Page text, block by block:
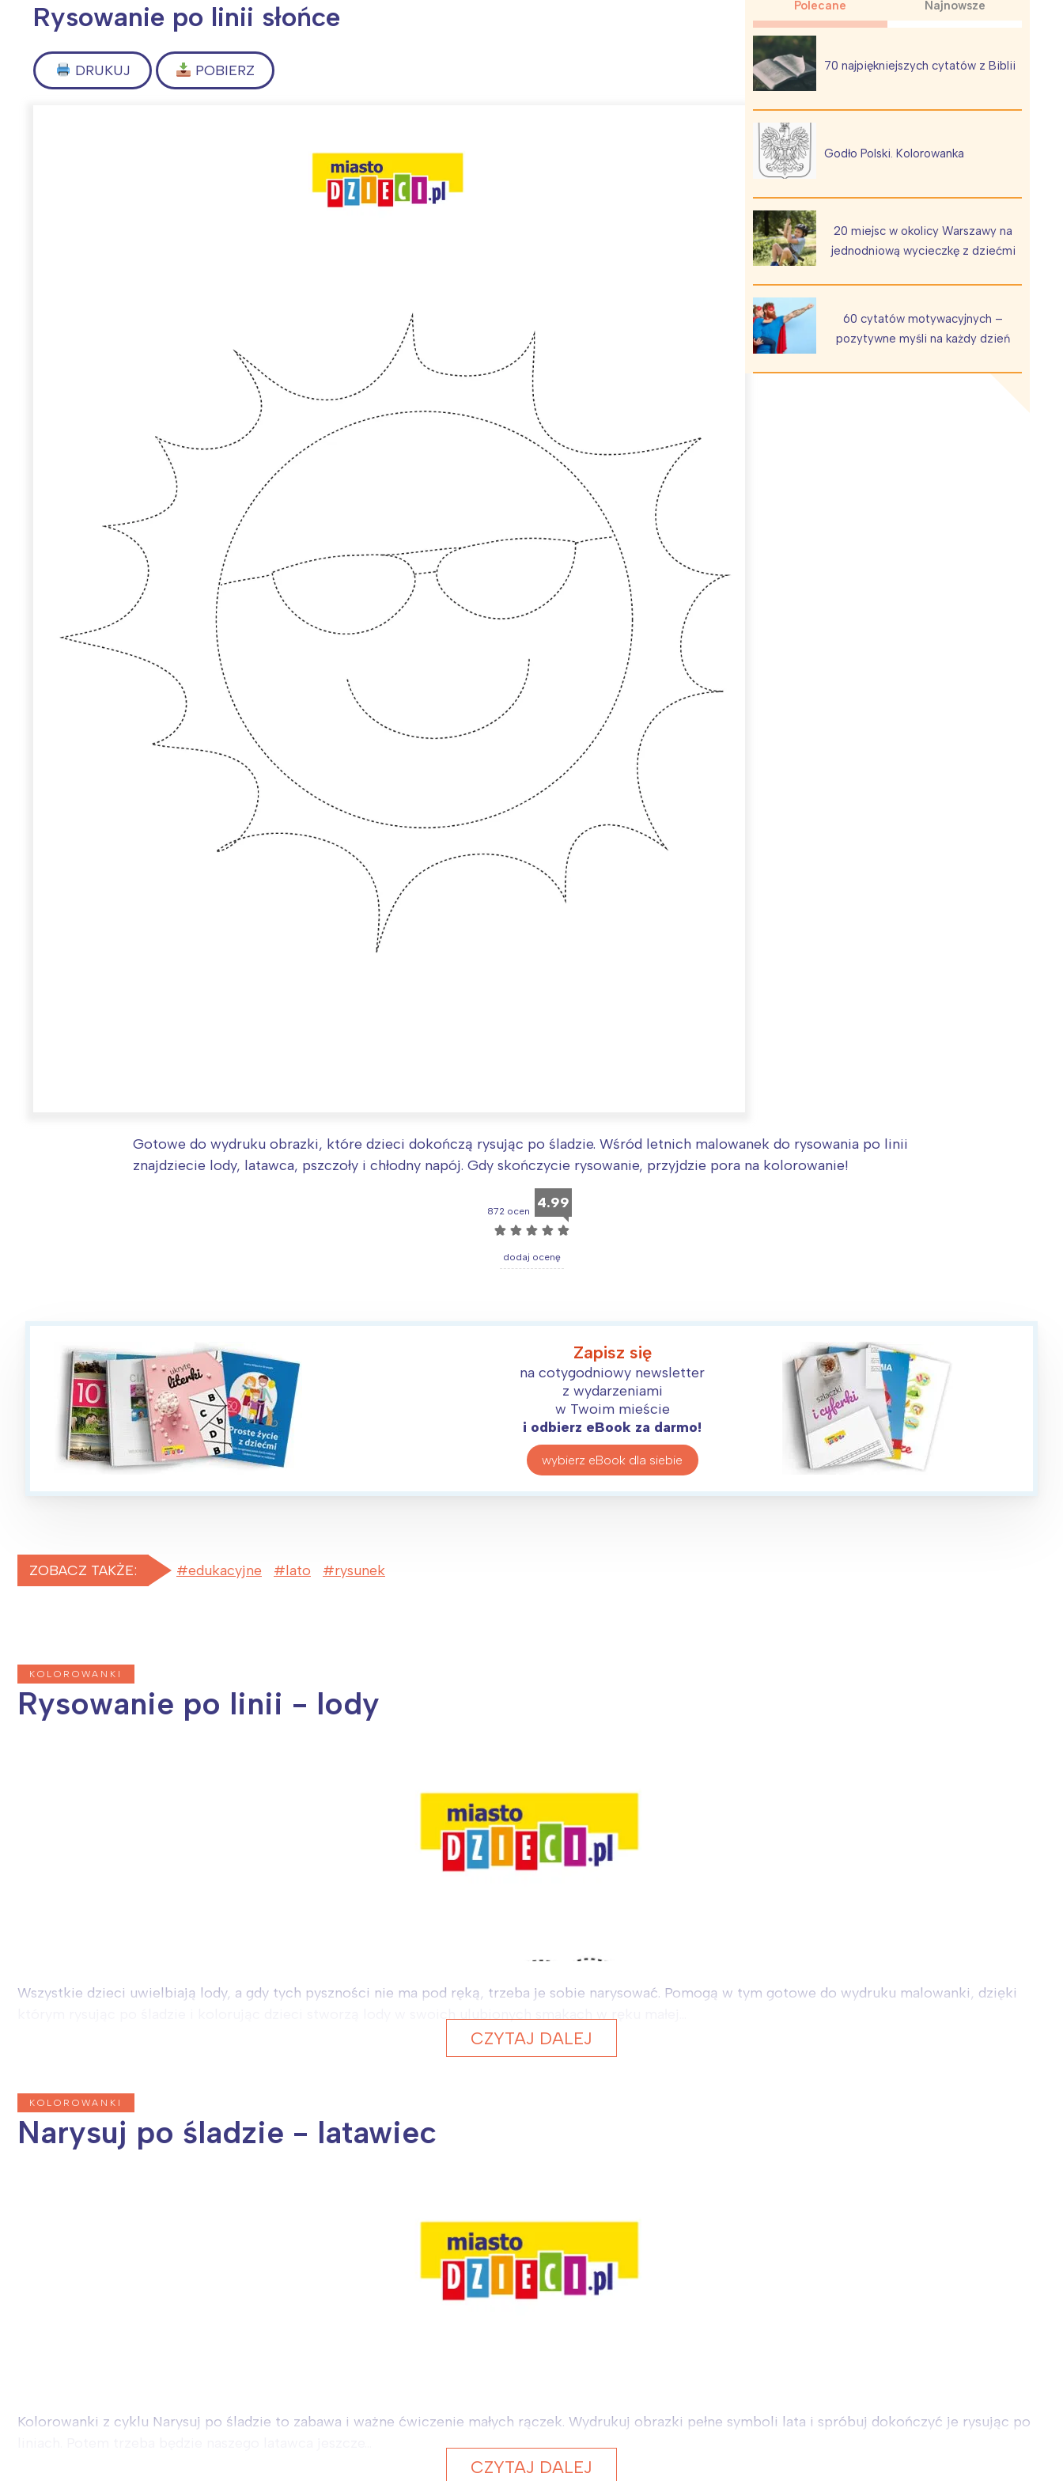
Rysowanie po linii słońce
DRUKUJ POBIERZ
Polecane Najnowsze
70 najpiękniejszych cytatów z Biblii
Godło Polski. Kolorowanka
20 miejsc w okolicy Warszawy na
jednodniową wycieczkę z dziećmi
60 cytatów motywacyjnych –
pozytywne myśli na każdy dzień
Gotowe do wydruku obrazki, które dzieci dokończą rysując po śladzie. Wśród letnich malowanek do rysowania po linii
znajdziecie lody, latawca, pszczoły i chłodny napój. Gdy skończycie rysowanie, przyjdzie pora na kolorowanie!
872 ocen 4.99
☆ ☆ ☆ ☆ ☆
dodaj ocenę
Zapisz się
na cotygodniowy newsletter
z wydarzeniami
w Twoim mieście
i odbierz eBook za darmo!
wybierz eBook dla siebie
ZOBACZ TAKŻE: edukacyjne lato rysunek
KOLOROWANKI
Rysowanie po linii - lody
Wszystkie dzieci uwielbiają lody, a gdy tych pyszności nie ma pod ręką, trzeba je sobie narysować. Pomogą w tym gotowe do wydruku malowanki, dzięki
CZYTAJ DALEJ
KOLOROWANKI
Narysuj po śladzie - latawiec
Kolorowanki z cyklu Narysuj po śladzie to zabawa i ważne ćwiczenie małych rączek. Wydrukuj obrazki pełne symboli lata i spróbuj dokończyć je rysując po
CZYTAJ DALEJ
Śląsk
Kraków
Południe
Północ
Wszystkie